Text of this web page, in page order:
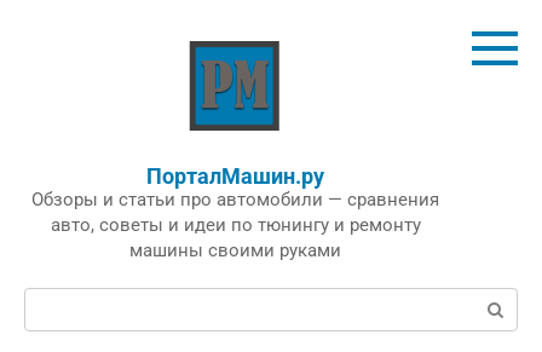
ПорталМашин.ру
Обзоры и статьи про автомобили — сравнения
авто, советы и идеи по тюнингу и ремонту
машины своими руками
Поиск: